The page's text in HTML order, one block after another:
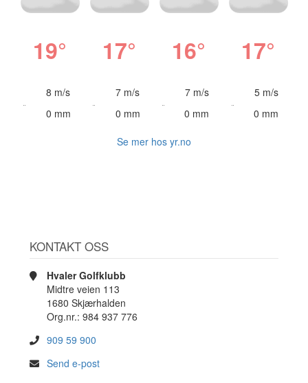
19°
8 m/s
0 mm
17°
7 m/s
0 mm
16°
7 m/s
0 mm
17°
5 m/s
0 mm
Se mer hos yr.no
KONTAKT OSS
Hvaler Golfklubb
Midtre veien 113
1680 Skjærhalden
Org.nr.: 984 937 776
909 59 900
Send e-post